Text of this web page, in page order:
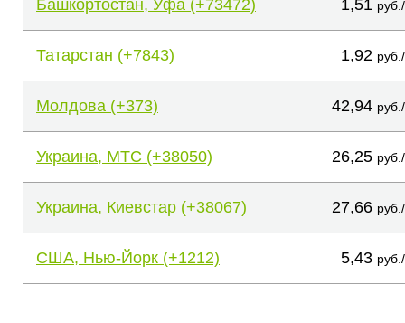
Башкортостан, Уфа (+73472) 1,51
Татарстан (+7843) 1,92
Молдова (+373) 42,94
Украина, МТС (+38050) 26,25
Украина, Киевстар (+38067) 27,66
США, Нью-Йорк (+1212) 5,43